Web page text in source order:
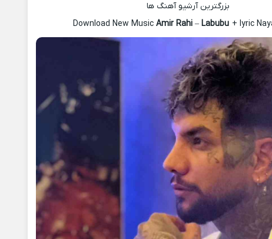
بزرگترین آرشیو آهنگ ها
Download New MusicAmir Rahi –Labubu + lyric